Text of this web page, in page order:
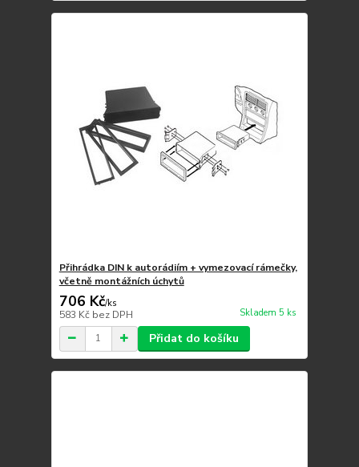
Přihrádka DIN k autorádiím + vymezovací rámečky,
včetně montážních úchytů
706 Kč/ks
583 Kč bez DPH Skladem 5 ks
Přidat do košíku